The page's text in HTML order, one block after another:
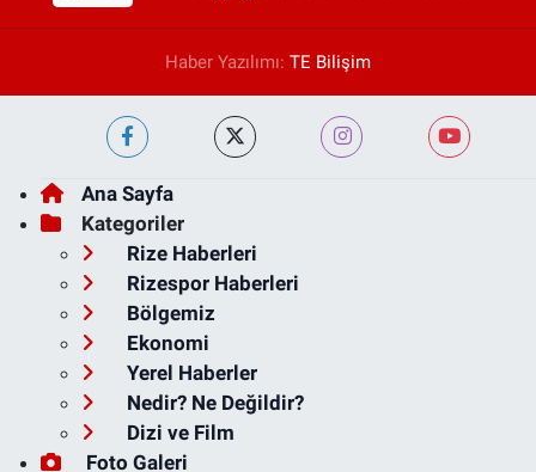
Haber Yazılımı: TE Bilişim
Ana Sayfa
Kategoriler
Rize Haberleri
Rizespor Haberleri
Bölgemiz
Ekonomi
Yerel Haberler
Nedir? Ne Değildir?
Dizi ve Film
Foto Galeri